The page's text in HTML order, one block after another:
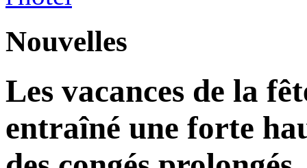
Nouvelles
Les vacances de la
entraîné une forte